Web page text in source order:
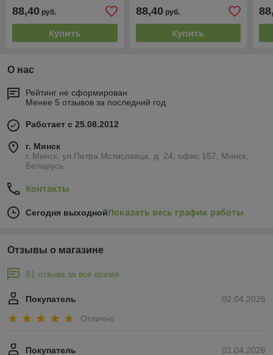
88,40 руб.
Купить
88,40руб.
Купить
О нас
Рейтинг не сформирован
Менее 5 отзывов за последний год
Работает с 25.08.2012
г. Минск
г. Минск, ул.Петра Мстиславца, д. 24, офис 157, Минск,
Беларусь
Контакты
Сегодня выходнойПоказать весь график работы
Отзывы о магазине
81 отзыва за всё время
02.04.2026
Покупатель
Отлично
02.04.2026
Покупатель